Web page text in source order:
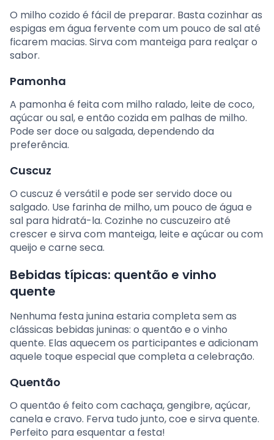
O milho cozido é fácil de preparar. Basta cozinhar as
espigas em água fervente com um pouco de sal até
ficarem macias. Sirva com manteiga para realçar o
sabor.
Pamonha
A pamonha é feita com milho ralado, leite de coco,
açúcar ou sal, e então cozida em palhas de milho.
Pode ser doce ou salgada, dependendo da
preferência.
Cuscuz
O cuscuz é versátil e pode ser servido doce ou
salgado. Use farinha de milho, um pouco de água e
sal para hidratá-la. Cozinhe no cuscuzeiro até
crescer e sirva com manteiga, leite e açúcar ou com
queijo e carne seca.
Bebidas típicas: quentão e vinho
quente
Nenhuma festa junina estaria completa sem as
clássicas bebidas juninas: o quentão e o vinho
quente. Elas aquecem os participantes e adicionam
aquele toque especial que completa a celebração.
Quentão
O quentão é feito com cachaça, gengibre, açúcar,
canela e cravo. Ferva tudo junto, coe e sirva quente.
Perfeito para esquentar a festa!